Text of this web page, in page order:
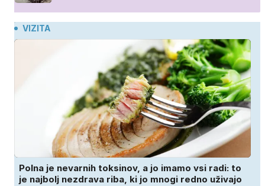
VIZITA
Polna je nevarnih toksinov, a jo imamo vsi radi: to
je najbolj nezdrava riba, ki jo mnogi redno uživajo